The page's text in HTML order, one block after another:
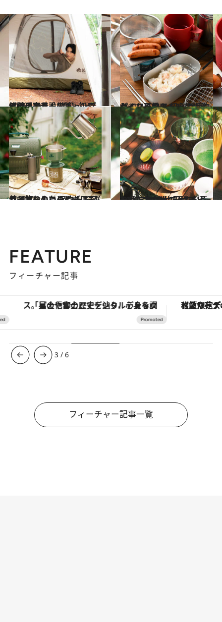
2021.10.6
杉野遥亮さんのキャンプ体験に密着！ 【1】初めてのテント設営篇
ライフスタイル 2021.10.17
ダイソーのキャンプギアがミニ可愛い 初心者も欲しくなる神アイテム8点
ライフスタイル
2021.7.1
外で飲むとコーヒーはもっとおいしい アウトドアコーヒーのためのギア7選
ライフスタイル 2021.7.20
やわらかな光の下でお茶を点てる幸せ “野点デビュー”してみませんか？
ライフスタイル
FEATURE
フィーチャー記事
「星のや富士」でデジタルデトックス。冨士信仰の歴史を辿り、心身を調える。 【夏限定ディナーコース】旬を
3 /6
フィーチャー記事一覧